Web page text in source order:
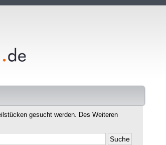
gesucht werden. Des Weiteren